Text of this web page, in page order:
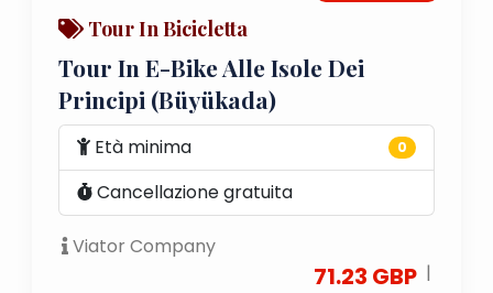
Tour In Bicicletta
Tour In E-Bike Alle Isole Dei
Principi (Büyükada)
Età minima 0
Cancellazione gratuita
Viator Company
71.23 GBP |